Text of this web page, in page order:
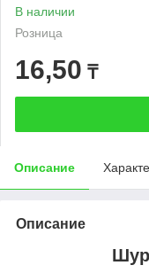
В наличии
Розница
16,50 ₸
Описание
Описание